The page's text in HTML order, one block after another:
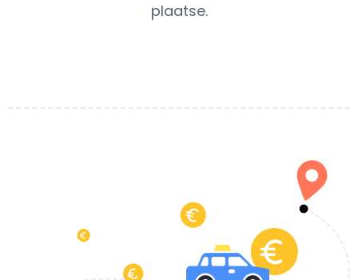
plaatse.